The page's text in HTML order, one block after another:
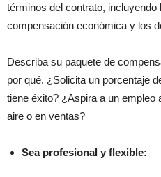
términos del contrato,
compensación económica y los
Describa su paquete de
por qué. ¿Solicita un porcentaje
tiene éxito? ¿Aspira a un empleo
aire o en ventas?
Sea profesional y flexible: